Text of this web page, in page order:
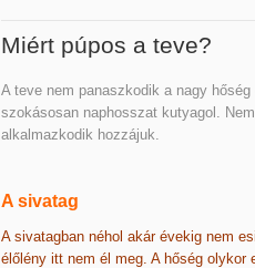
Miért púpos a teve?
A teve nem panaszkodik a nagy
szokásosan naphosszat kutyagol.
alkalmazkodik hozzájuk.
A sivatag
A sivatagban néhol akár évekig nem
élőlény itt nem él meg. A hőség olykor